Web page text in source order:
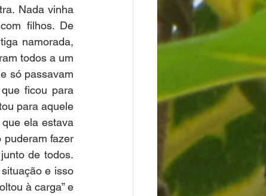
Nada vinha
filhos. De
namorada,
todos a um
só passavam
ficou para
para aquele
ela estava
puderam fazer
de todos.
e isso
à carga” e